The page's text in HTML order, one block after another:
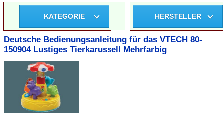
KATEGORIE HERSTELLER
Deutsche Bedienungsanleitung für das VTECH 80-
150904 Lustiges Tierkarussell Mehrfarbig